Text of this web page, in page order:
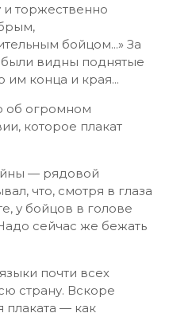
торжественно
бойцом...» За
видны поднятые
им конца и края...
об огромном
которое плакат
— рядовой
что, смотря в глаза
у бойцов в голове
сейчас же бежать
почти всех
страну. Вскоре
— как